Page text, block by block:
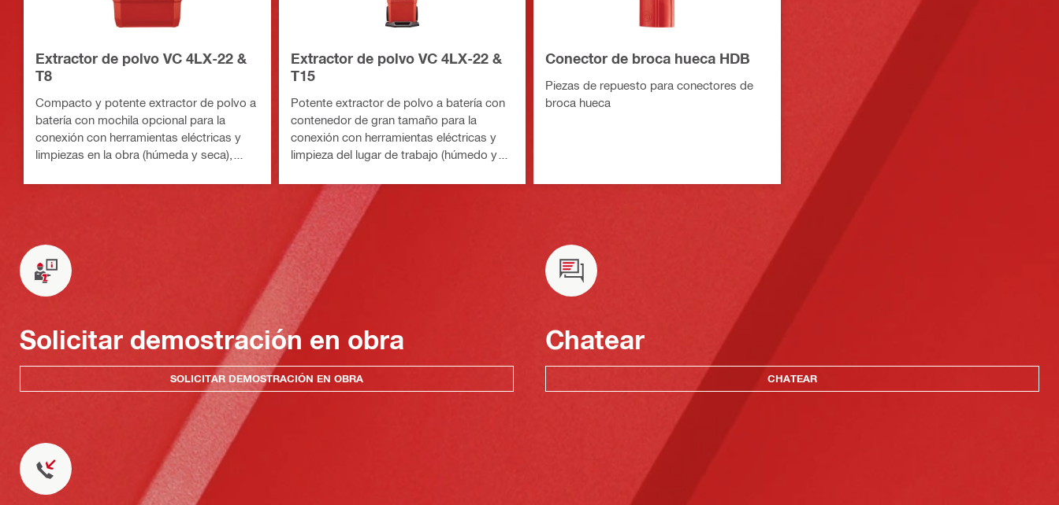
Extractor de polvo VC 4LX-22 &
T8
Compacto y potente extractor de polvo a
batería con mochila opcional para la
conexión con herramientas eléctricas y
limpiezas en la obra (húmeda y seca),
Nuron)
Extractor de polvo VC 4LX-22 &
T15
Potente extractor de polvo a batería con
contenedor de gran tamaño para la
conexión con herramientas eléctricas y
limpieza del lugar de trabajo (húmedo y
(batería Nuron)
Conector de broca hueca HDB
Piezas de repuesto para conectores de
broca hueca
Solicitar demostración en obra
SOLICITAR DEMOSTRACIÓN EN OBRA
Chatear
CHATEAR